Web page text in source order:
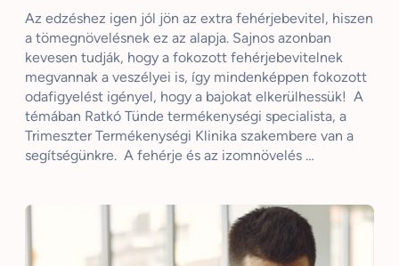
Az edzéshez igen jól jön az extra fehérjebevitel, hiszen
a tömegnövelésnek ez az alapja. Sajnos azonban
kevesen tudják, hogy a fokozott fehérjebevitelnek
megvannak a veszélyei is, így mindenképpen fokozott
odafigyelést igényel, hogy a bajokat elkerülhessük! A
témában Ratkó Tünde termékenységi specialista, a
Trimeszter Termékenységi Klinika szakembere van a
segítségünkre. A fehérje és az izomnövelés …